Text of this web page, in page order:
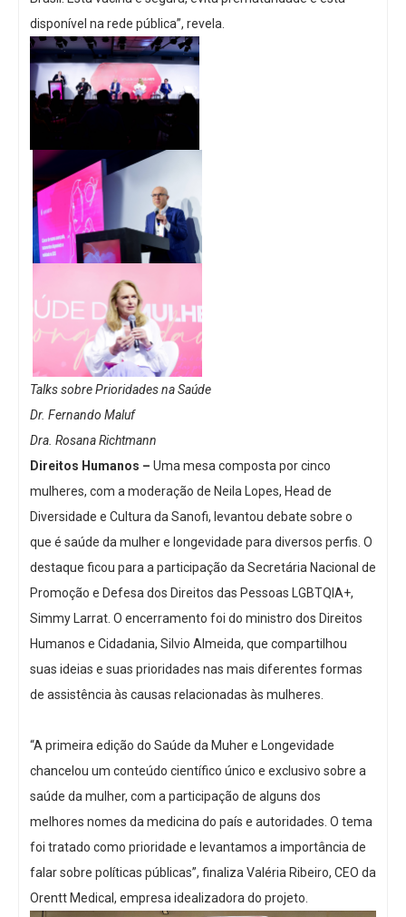
disponível na rede pública”, revela.
Talks sobre Prioridades na Saúde
Dr. Fernando Maluf
Dra. Rosana Richtmann
Direitos Humanos – Uma mesa composta por cinco
mulheres, com a moderação de Neila Lopes, Head de
Diversidade e Cultura da Sanofi, levantou debate sobre o
que é saúde da mulher e longevidade para diversos perfis. O
destaque ficou para a participação da Secretária Nacional de
Promoção e Defesa dos Direitos das Pessoas LGBTQIA+,
Simmy Larrat. O encerramento foi do ministro dos Direitos
Humanos e Cidadania, Silvio Almeida, que compartilhou
suas ideias e suas prioridades nas mais diferentes formas
de assistência às causas relacionadas às mulheres.
“A primeira edição do Saúde da Muher e Longevidade
chancelou um conteúdo científico único e exclusivo sobre a
saúde da mulher, com a participação de alguns dos
melhores nomes da medicina do país e autoridades. O tema
foi tratado como prioridade e levantamos a importância de
falar sobre políticas públicas”, finaliza Valéria Ribeiro, CEO da
Orentt Medical, empresa idealizadora do projeto.